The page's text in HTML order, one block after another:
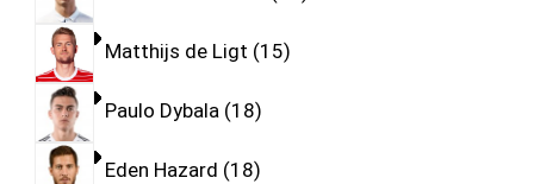
Matthijs de Ligt 15
Paulo Dybala 18
Eden Hazard 18